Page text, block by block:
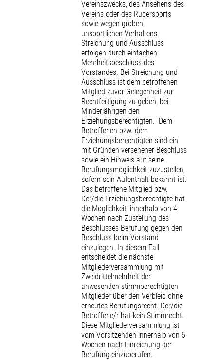
Vereinszwecks, des Ansehens des
Vereins oder des Rudersports
sowie wegen groben,
unsportlichen Verhaltens.
Streichung und Ausschluss
erfolgen durch einfachen
Mehrheitsbeschluss des
Vorstandes. Bei Streichung und
Ausschluss ist dem betroffenen
Mitglied zuvor Gelegenheit zur
Rechtfertigung zu geben, bei
Minderjährigen den
Erziehungsberechtigten. Dem
Betroffenen bzw. dem
Erziehungsberechtigten sind ein
mit Gründen versehener Beschluss
sowie ein Hinweis auf seine
Berufungsmöglichkeit zuzustellen,
sofern sein Aufenthalt bekannt ist.
Das betroffene Mitglied bzw.
Der/die Erziehungsberechtigte hat
die Möglichkeit, innerhalb von 4
Wochen nach Zustellung des
Beschlusses Berufung gegen den
Beschluss beim Vorstand
einzulegen. In diesem Fall
entscheidet die nächste
Mitgliederversammlung mit
Zweidrittelmehrheit der
anwesenden stimmberechtigten
Mitglieder über den Verbleib ohne
erneutes Berufungsrecht. Der/die
Betroffene/r hat kein Stimmrecht.
Diese Mitgliederversammlung ist
vom Vorsitzenden innerhalb von 6
Wochen nach Einreichung der
Berufung einzuberufen.